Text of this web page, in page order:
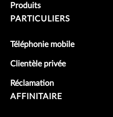
Produits
PARTICULIERS
Téléphonie mobile
Clientèle privée
Réclamation
AFFINITAIRE